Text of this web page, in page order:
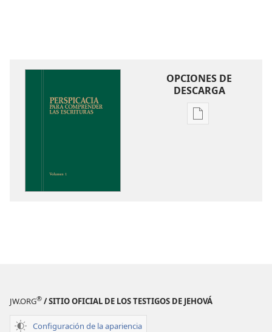
OPCIONES DE
DESCARGA
Opciones
JW.ORG® / SITIO OFICIAL DE LOS TESTIGOS DE JEHOVÁ
Configuración de la apariencia